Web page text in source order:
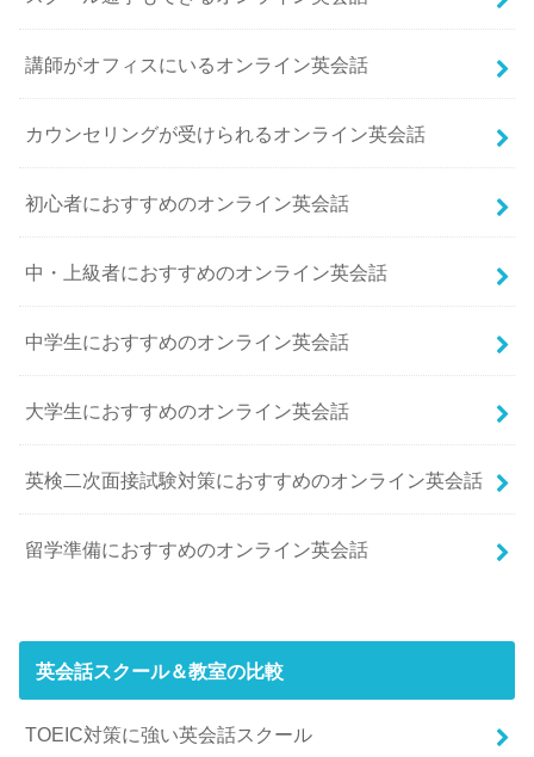
講師がオフィスにいるオンライン英会話
カウンセリングが受けられるオンライン英会話
初心者におすすめのオンライン英会話
中・上級者におすすめのオンライン英会話
中学生におすすめのオンライン英会話
大学生におすすめのオンライン英会話
英検二次面接試験対策におすすめのオンライン英会話
留学準備におすすめのオンライン英会話
英会話スクール＆教室の比較
TOEIC対策に強い英会話スクール